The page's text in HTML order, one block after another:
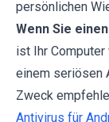
persönlichen
Wenn Sie
ist Ihr
einem seriösen
Zweck
Antivirus für